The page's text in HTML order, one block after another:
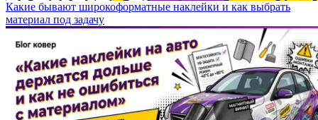
Какие бывают широкоформатные наклейки и как выбрать
материал под задачу